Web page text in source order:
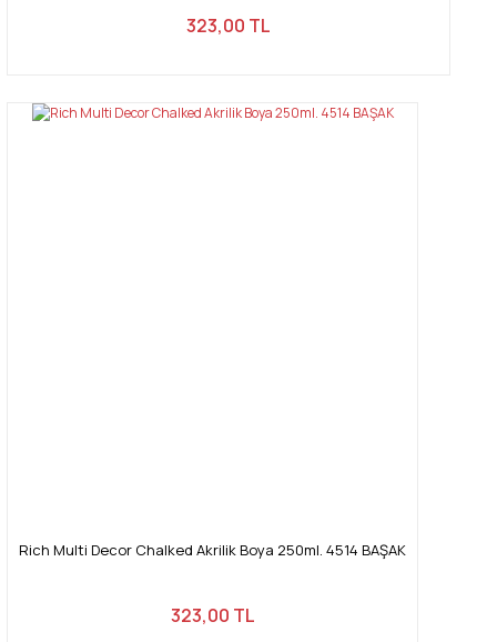
323,00 TL
Rich Multi Decor Chalked Akrilik Boya 250ml. 4514 BAŞAK
323,00 TL